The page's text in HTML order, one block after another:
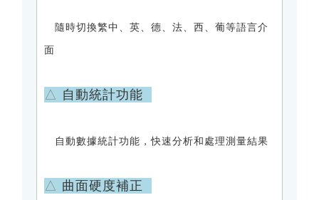
隨時切換繁中、英、德、法、西、葡等語言介
面
△ 自動統計功能
自動數據統計功能，快速分析和處理測量結果
△ 曲面硬度補正